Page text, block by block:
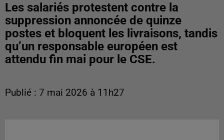
Les salariés protestent contre la
suppression annoncée de quinze
postes et bloquent les livraisons, tandis
qu’un responsable européen est
attendu fin mai pour le CSE.
Publié : 7 mai 2026 à 11h27